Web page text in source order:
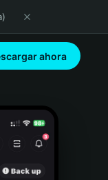
ahora